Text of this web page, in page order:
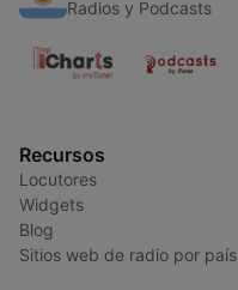
Radios y Podcasts
Recursos
Locutores
Widgets
Blog
Sitios web de radio por país